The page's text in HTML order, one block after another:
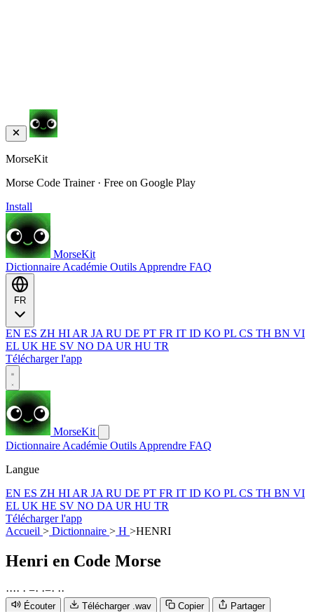
MorseKit
Morse Code Trainer · Free on Google Play
Install
MorseKit
Dictionnaire Académie Outils Apprendre FAQ
EN ES ZH HI AR JA RU DE PT FR IT ID KO PL CS TH BN VI
EL UK HE SV NO DA UR HU TR
Télécharger l'app
MorseKit
Dictionnaire Académie Outils Apprendre FAQ
Langue
EN ES ZH HI AR JA RU DE PT FR IT ID KO PL CS TH BN VI
EL UK HE SV NO DA UR HU TR
Télécharger l'app
Accueil > Dictionnaire > H >HENRI
Henri en Code Morse
···· · −· ·−· ··
Écouter Télécharger .wav Copier Partager